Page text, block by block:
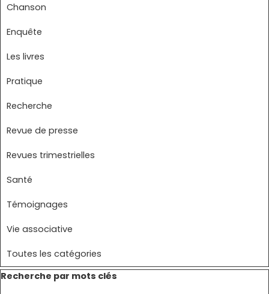
Chanson
Enquête
Les livres
Pratique
Recherche
Revue de presse
Revues trimestrielles
Santé
Témoignages
Vie associative
Toutes les catégories
Sauter le bloc Recherche par mots clés
Recherche par mots clés